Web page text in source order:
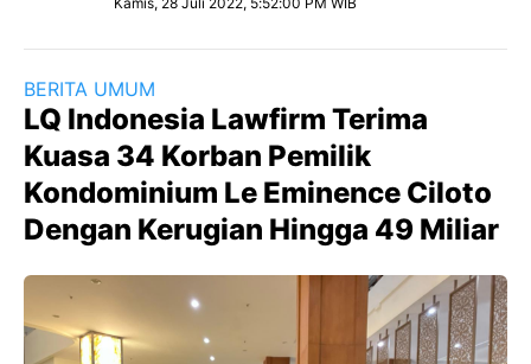
BERITA UMUM
LQ Indonesia Lawfirm Terima
Kuasa 34 Korban Pemilik
Kondominium Le Eminence Ciloto
Dengan Kerugian Hingga 49 Miliar